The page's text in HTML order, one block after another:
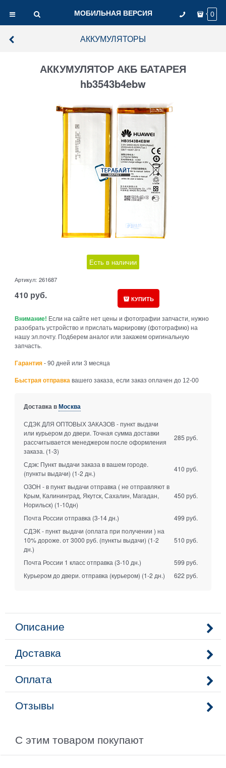
МОБИЛЬНАЯ ВЕРСИЯ 0
АККУМУЛЯТОРЫ
АККУМУЛЯТОР АКБ БАТАРЕЯ
hb3543b4ebw
Есть в наличии
Артикул: 261687
410 руб. КУПИТЬ
Внимание! Если на сайте нет цены и фотографии запчасти, нужно
разобрать устройство и прислать маркировку (фотографию) на
нашу эл.почту. Подберем аналог или закажем оригинальную
запчасть.
Гарантия - 90 дней или 3 месяца
Быстрая отправка вашего заказа, если заказ оплачен до 12-00
Доставка вМосква
СДЭК ДЛЯ ОПТОВЫХ ЗАКАЗОВ - пункт выдачи
или курьером до двери. Точная сумма доставки
рассчитывается менеджером после оформления
заказа. (1-3)
285 руб.
Сдэк: Пункт выдачи заказа в вашем городе.
(пункты выдачи) (1-2 дн.)
410 руб.
ОЗОН - в пункт выдачи отправка ( не отправляют в
Крым, Калининград, Якутск, Сахалин, Магадан,
Норильск) (1-10дн)
450 руб.
Почта России отправка (3-14 дн.)
499 руб.
СДЭК - пункт выдачи (оплата при получении ) на
10% дороже. от 3000 руб. (пункты выдачи) (1-2
дн.)
510 руб.
Почта России 1 класс отправка (3-10 дн.)
599 руб.
Курьером до двери. отправка (курьером) (1-2 дн.) 622 руб.
Описание
Доставка
Оплата
Отзывы
С этим товаром покупают